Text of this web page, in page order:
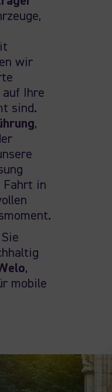
wir
auf Ihre
sind.
,
Fahrt in
,
mobile